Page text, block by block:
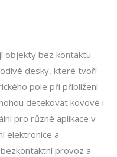
objekty bez kontaktu
desky, které tvoří
pole při přiblížení
detekovat kovové i
pro různé aplikace v
elektronice a
provoz a